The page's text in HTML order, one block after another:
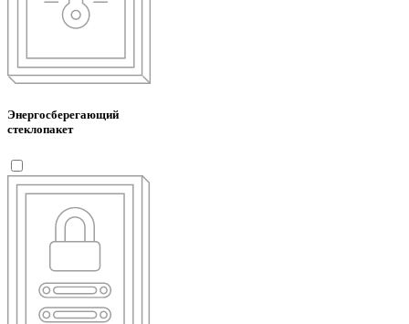
Энергосберегающий
стеклопакет